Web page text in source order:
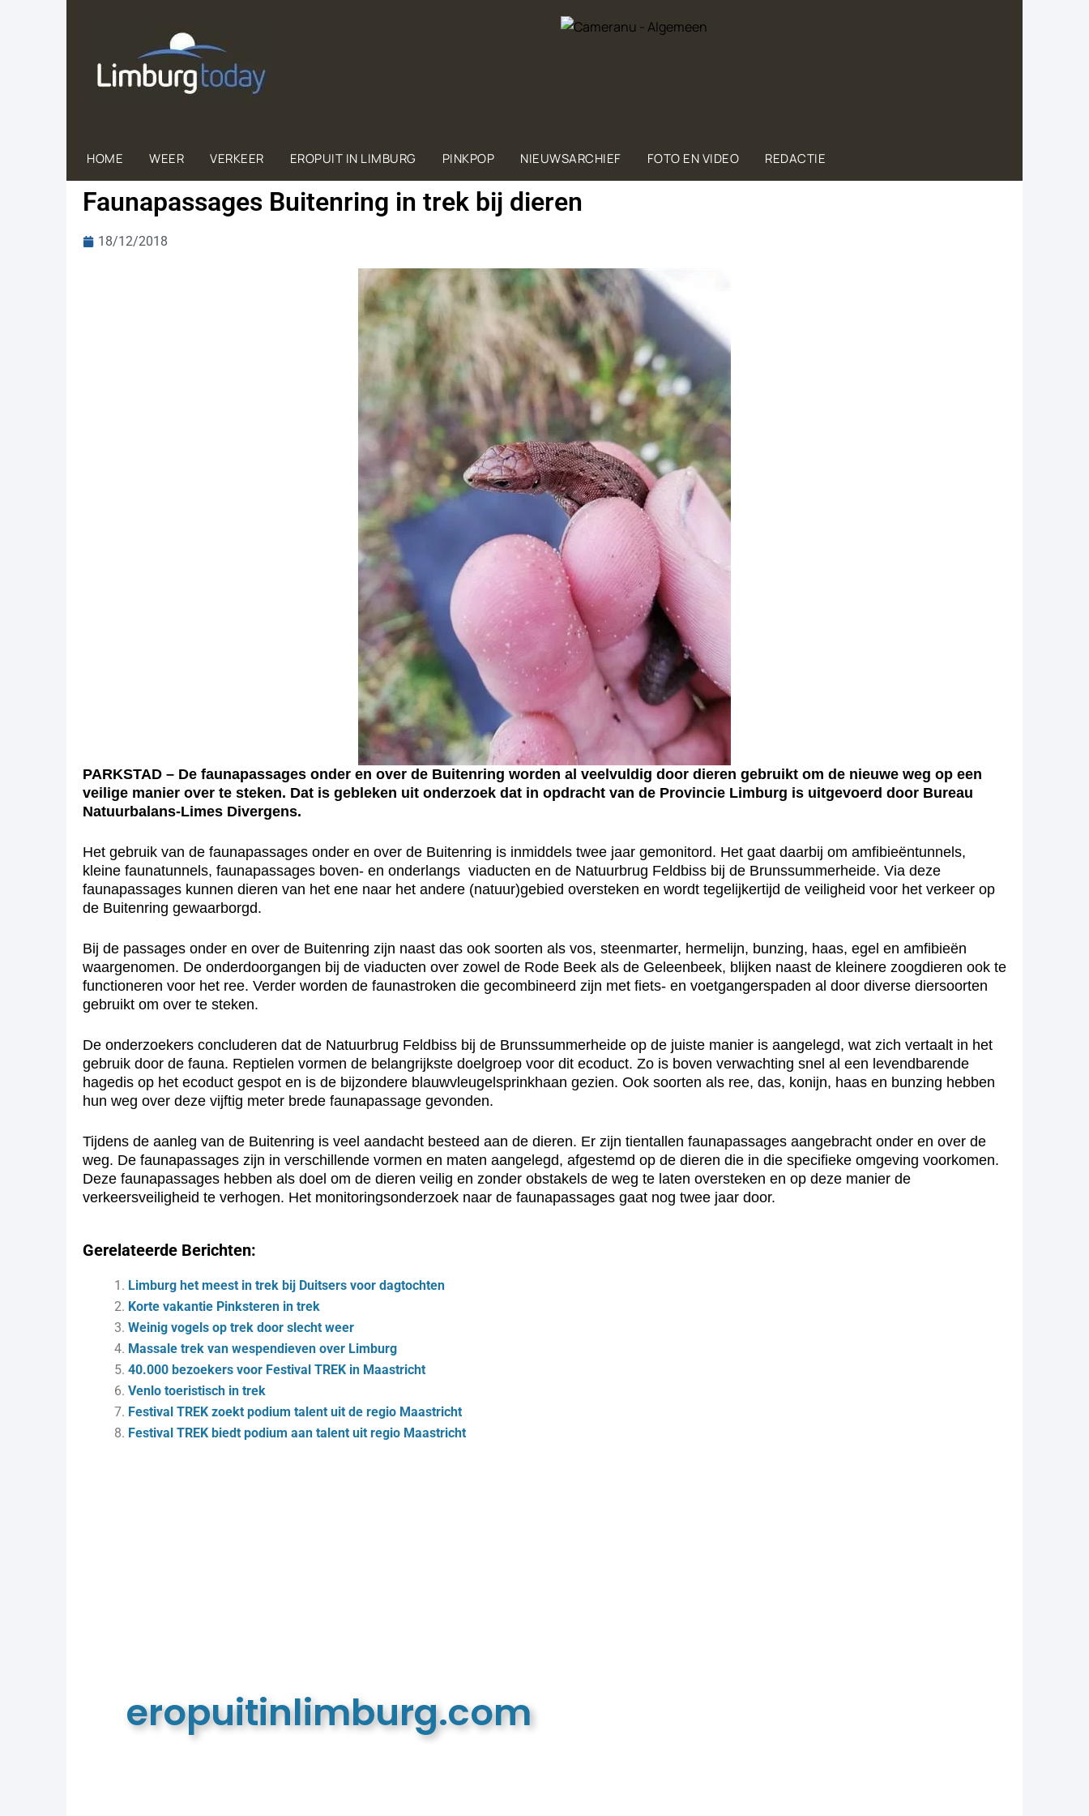
HOME WEER VERKEER EROPUIT IN LIMBURG PINKPOP NIEUWSARCHIEF FOTO EN VIDEO REDACTIE
Fau­nap­as­sa­ges Bui­ten­ring in trek bij die­ren
18/12/2018
PARKSTAD – De faunapassages onder en over de Buitenring worden al veelvuldig door dieren gebruikt om de nieuwe weg op een
veilige manier over te steken. Dat is gebleken uit onderzoek dat in opdracht van de Provincie Limburg is uitgevoerd door Bureau
Natuurbalans-Limes Divergens.
Het gebruik van de faunapassages onder en over de Buitenring is inmiddels twee jaar gemonitord. Het gaat daarbij om amfibieëntunnels,
kleine faunatunnels, faunapassages boven- en onderlangs viaducten en de Natuurbrug Feldbiss bij de Brunssummerheide. Via deze
faunapassages kunnen dieren van het ene naar het andere (natuur)gebied oversteken en wordt tegelijkertijd de veiligheid voor het verkeer op
de Buitenring gewaarborgd.
Bij de passages onder en over de Buitenring zijn naast das ook soorten als vos, steenmarter, hermelijn, bunzing, haas, egel en amfibieën
waargenomen. De onderdoorgangen bij de viaducten over zowel de Rode Beek als de Geleenbeek, blijken naast de kleinere zoogdieren ook te
functioneren voor het ree. Verder worden de faunastroken die gecombineerd zijn met fiets- en voetgangerspaden al door diverse diersoorten
gebruikt om over te steken.
De onderzoekers concluderen dat de Natuurbrug Feldbiss bij de Brunssummerheide op de juiste manier is aangelegd, wat zich vertaalt in het
gebruik door de fauna. Reptielen vormen de belangrijkste doelgroep voor dit ecoduct. Zo is boven verwachting snel al een levendbarende
hagedis op het ecoduct gespot en is de bijzondere blauwvleugelsprinkhaan gezien. Ook soorten als ree, das, konijn, haas en bunzing hebben
hun weg over deze vijftig meter brede faunapassage gevonden.
Tijdens de aanleg van de Buitenring is veel aandacht besteed aan de dieren. Er zijn tientallen faunapassages aangebracht onder en over de
weg. De faunapassages zijn in verschillende vormen en maten aangelegd, afgestemd op de dieren die in die specifieke omgeving voorkomen.
Deze faunapassages hebben als doel om de dieren veilig en zonder obstakels de weg te laten oversteken en op deze manier de
verkeersveiligheid te verhogen. Het monitoringsonderzoek naar de faunapassages gaat nog twee jaar door.
Gerelateerde Berichten:
Limburg het meest in trek bij Duitsers voor dagtochten
Korte vakantie Pinksteren in trek
Weinig vogels op trek door slecht weer
Massale trek van wespendieven over Limburg
40.000 bezoekers voor Festival TREK in Maastricht
Venlo toeristisch in trek
Festival TREK zoekt podium talent uit de regio Maastricht
Festival TREK biedt podium aan talent uit regio Maastricht
eropuitinlimburg.com